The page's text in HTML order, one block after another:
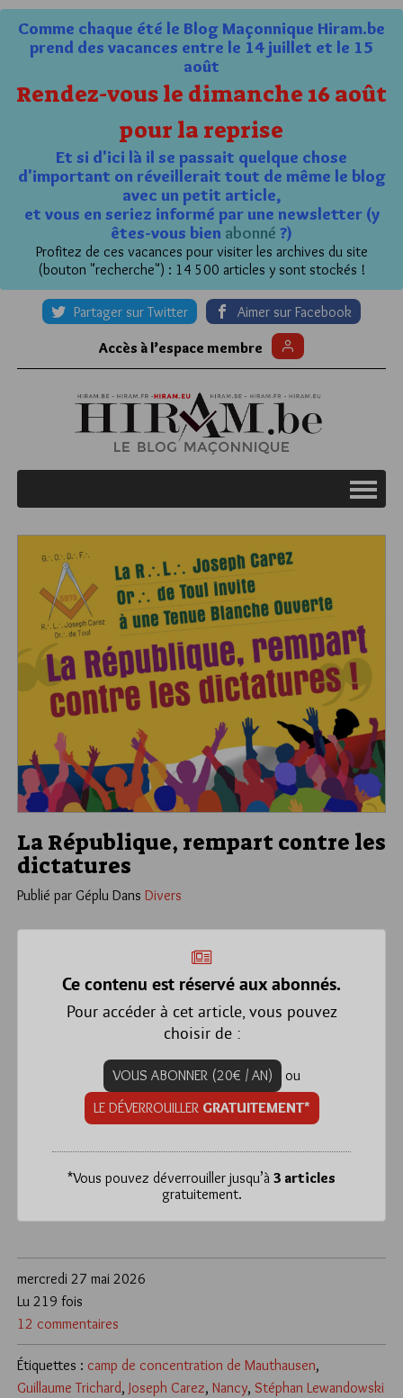
Comme chaque été le Blog Maçonnique Hiram.be
prend des vacances entre le 14 juillet et le 15
août
Rendez-vous le dimanche 16 août
pour la reprise
Et si d'ici là il se passait quelque chose
d'important on réveillerait tout de même le blog
avec un petit article,
et vous en seriez informé par une newsletter (y
êtes-vous bien abonné ?)
Profitez de ces vacances pour visiter les archives du site
(bouton "recherche") : 14 500 articles y sont stockés !
Partager sur Twitter Aimer sur Facebook
Accès à l’espace membre
La République, rempart contre les
dictatures
Publié par Géplu Dans Divers
Ce contenu est réservé aux abonnés.
Pour accéder à cet article, vous pouvez
choisir de :
VOUS ABONNER (20€ / AN)
ou
LE DÉVERROUILLER GRATUITEMENT*
*Vous pouvez déverrouiller jusqu’à 3 articles
gratuitement.
mercredi 27 mai 2026
12 commentaires
Lu 219 fois
Étiquettes : camp de concentration de Mauthausen,
Guillaume Trichard, Joseph Carez, Nancy, Stéphan Lewandowski